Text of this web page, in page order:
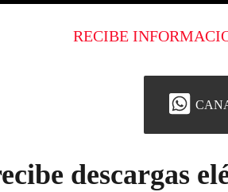
RECIBE
descargas